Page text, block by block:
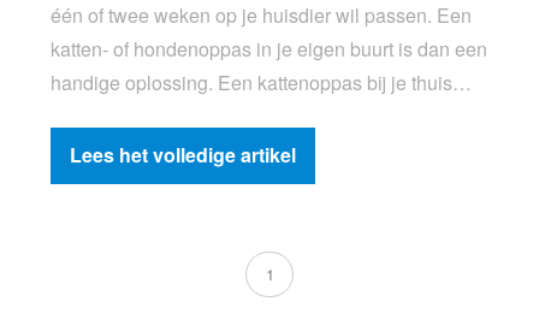
één of twee weken op je huisdier wil passen. Een
katten- of hondenoppas in je eigen buurt is dan een
handige oplossing. Een kattenoppas bij je thuis…
Lees het volledige artikel
1